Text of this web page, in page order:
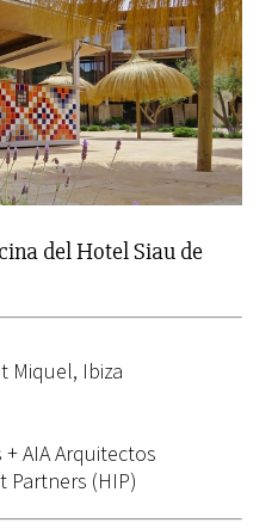
del Hotel Siau de
Miquel, Ibiza
AIA Arquitectos
Partners (HIP)